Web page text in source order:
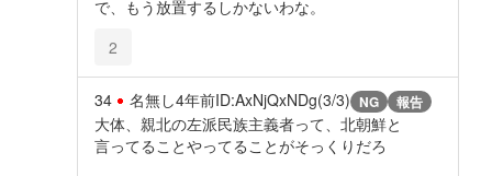
で、もう放置するしかないわな。
2
34 名無し4年前ID:AxNjQxNDg(3/3) NG 報告
大体、親北の左派民族主義者って、北朝鮮と
言ってることやってることがそっくりだろ